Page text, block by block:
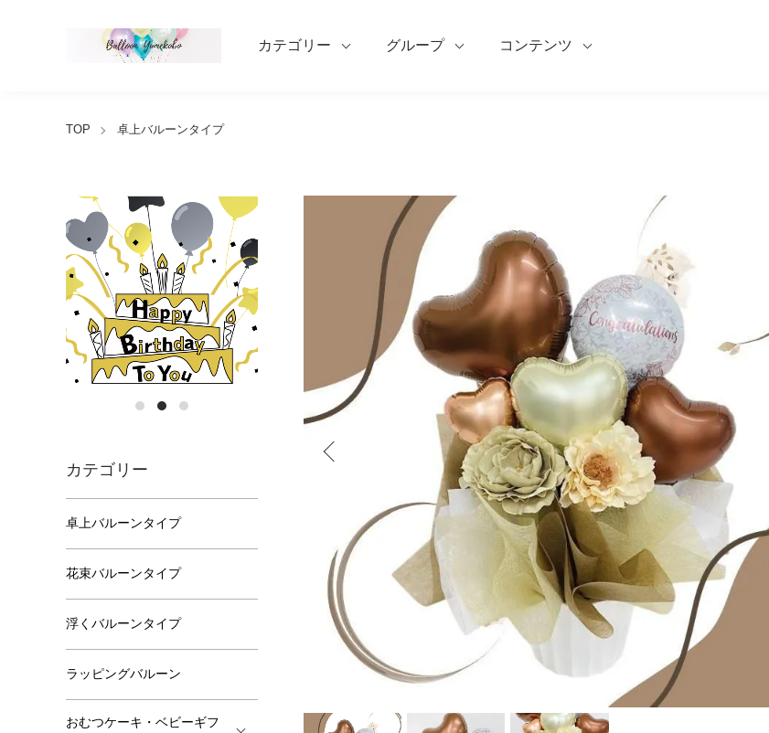
カテゴリー グループ コンテンツ
TOP 卓上バルーンタイプ
カテゴリー
卓上バルーンタイプ
花束バルーンタイプ
浮くバルーンタイプ
ラッピングバルーン
おむつケーキ・ベビーギフ